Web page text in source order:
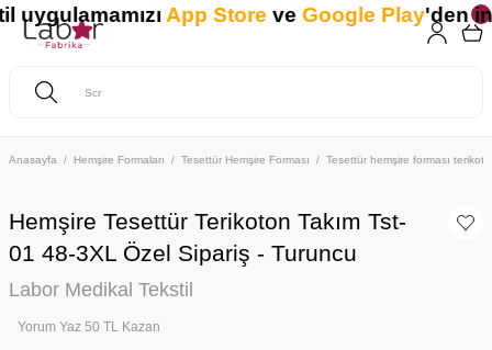
Anasayfa Hemşire Formaları Tesettür Hemşire Forması Tesettür hemşire forması
Hemşire Tesettür Terikoton Takım Tst-
01 48-3XL Özel Sipariş - Turuncu
Labor Medikal Tekstil
Yorum Yaz 50 TL Kazan
App Storeve Google Play'den